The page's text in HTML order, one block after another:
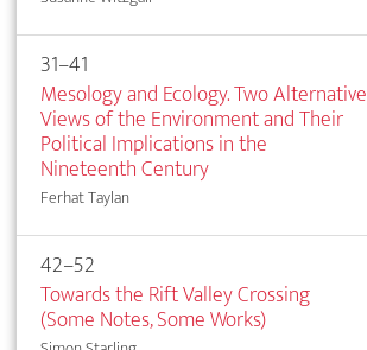
31–41
Mesology and Ecology. Two Alternative
Views of the Environment and Their
Political Implications in the
Nineteenth Century
Ferhat Taylan
42–52
Towards the Rift Valley Crossing
(Some Notes, Some Works)